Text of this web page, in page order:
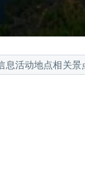
息活动地点相关景